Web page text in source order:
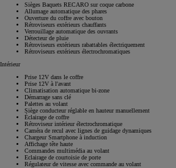
Sièges Baquets RECARO sur coque carbone
Allumage automatique des phares
Ouverture du coffre avec bouton
Rétroviseurs extérieurs chauffants
Verrouillage automatique des ouvrants
Détecteur de pluie
Rétroviseurs extérieurs rabattables électriquement
Rétroviseurs extérieurs électrochromatiques
Intérieur
Prise 12V dans le coffre
Prise 12V à l'avant
Climatisation automatique bi-zone
Démarrage sans clé
Palettes au volant
Siège conducteur réglable en hauteur manuellement
Éclairage de coffre
Rétroviseur intérieur électrochromatique
Caméra de recul avec lignes de guidage dynamiques
Chargeur Smartphone à induction
Affichage tête haute
Commandes multimédia au volant
Eclairage de courtoisie de porte
Régulateur de vitesse avec commande au volant